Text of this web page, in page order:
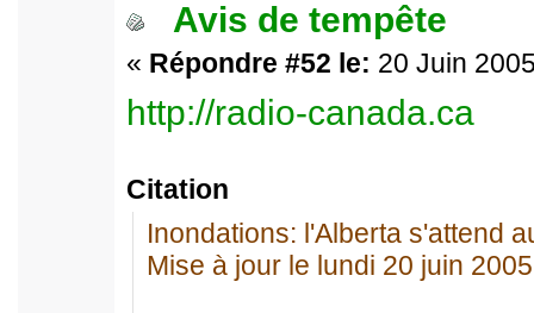
Avis de tempête
« Répondre #52 le: 20 Juin
http://radio-canada.ca
Citation
Inondations: l'Alberta s'attend
Mise à jour le lundi 20 juin